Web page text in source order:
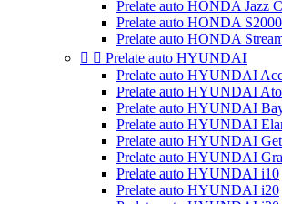
Prelate auto HONDA Jazz
Prelate auto HONDA S2000
Prelate auto HONDA
  Prelate auto HYUNDAI
Prelate auto HYUNDAI
Prelate auto HYUNDAI
Prelate auto HYUNDAI
Prelate auto HYUNDAI
Prelate auto HYUNDAI
Prelate auto HYUNDAI
Prelate auto HYUNDAI i10
Prelate auto HYUNDAI i20